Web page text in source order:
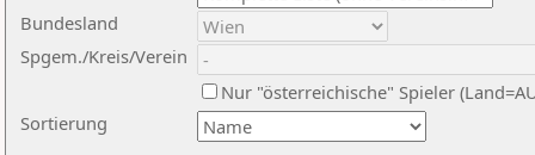
Sortierung
Bundesland
Spgem./Kreis/Verein
Nur "österreichische" Spieler